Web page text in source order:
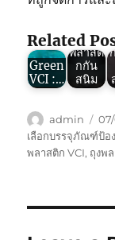
Related
Green
VCI :…
ของถุง
พลาสติ
กกัน
สนิม
Author
admin
on
เลือกบรรจุภัณฑ์ป้อ
พลาสติก VCI, ถุงพ